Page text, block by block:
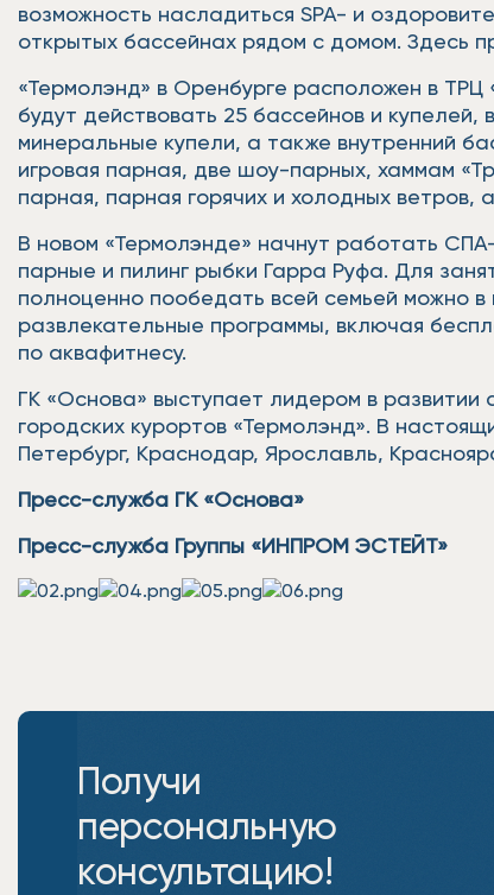
возможность насладиться SPA- и
открытых бассейнах рядом с домом. Здесь
«Термолэнд» в Оренбурге расположен в
будут действовать 25 бассейнов и
минеральные купели, а также внутренний
игровая парная, две шоу-парных, хаммам
парная, парная горячих и холодных
В новом «Термолэнде» начнут работать
парные и пилинг рыбки Гарра Руфа. Для
полноценно пообедать всей семьей можно
развлекательные программы, включая
по аквафитнесу.
ГК «Основа» выступает лидером в
городских курортов «Термолэнд». В
Петербург, Краснодар, Ярославль,
Пресс-служба ГК «Основа»
Пресс-служба Группы «ИНПРОМ ЭСТЕЙТ»
Получи
персональную
консультацию!